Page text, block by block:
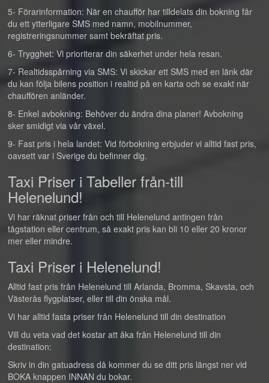
5- Förarinformation: När en chaufför har tilldelats din bokning får
du ett ytterligare SMS med namn, mobilnummer,
registreringsnummer samt bekräftat pris.
6- Trygghet: Vi prioriterar din säkerhet under hela resan.
7- Realtidsspårning via SMS: Vi skickar ett SMS med en länk där
du kan följa bilens position i realtid på en karta och se exakt när
chauffören anländer.
8- Enkel avbokning: Behöver du ändra dina planer! Avbokning
sker smidigt via vår växel.
9- Fast pris i hela landet: Vid förbokning erbjuder vi alltid fast pris,
oavsett var i Sverige du befinner dig.
Taxi Priser i Tabeller från-till
Helenelund!
Vi har räknat priser från och till Helenelund antingen från
tågstation eller centrum, så exakt pris kan bli 10 eller 20 kronor
mer eller mindre.
Taxi Priser i Helenelund!
Alltid fast pris från Helenelund till Arlanda, Bromma, Skavsta, och
Västerås flygplatser, eller till din önska mål.
Vi har alltid fasta priser från Helenelund till din destination
Vill du veta vad det kostar att åka från Helenelund till din
destination:
Skriv in din gatuadress då kommer du se ditt pris längst ner vid
BOKA knappen INNAN du bokar.